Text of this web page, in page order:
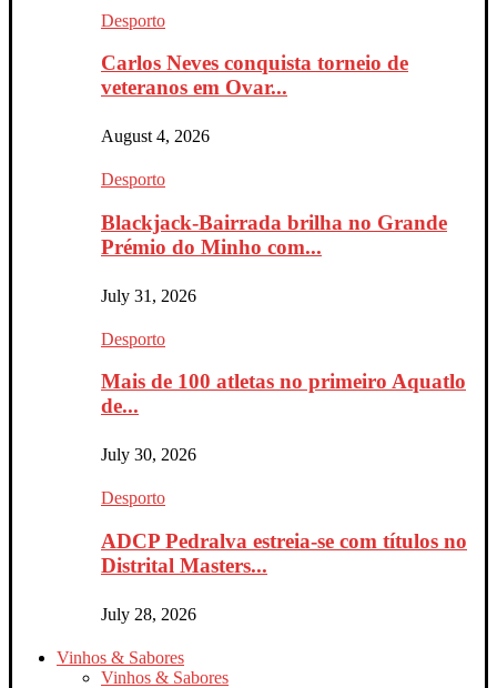
Desporto
Carlos Neves conquista torneio de
veteranos em Ovar...
August 4, 2026
Desporto
Blackjack-Bairrada brilha no Grande
Prémio do Minho com...
July 31, 2026
Desporto
Mais de 100 atletas no primeiro Aquatlo
de...
July 30, 2026
Desporto
ADCP Pedralva estreia-se com títulos no
Distrital Masters...
July 28, 2026
Vinhos & Sabores
Vinhos & Sabores